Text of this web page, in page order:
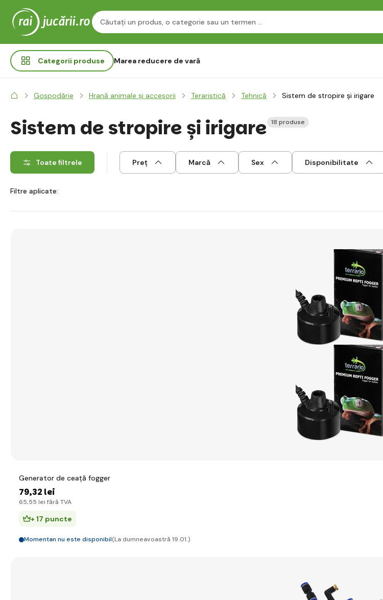
Categorii produse Marea reducere de vară
Gospodărie Hrană animale și accesorii Teraristică Tehnică Sistem de stropire și irigare
Sistem de stropire și irigare 18 produse
Toate filtrele Preț Marcă Sex Disponibilitate
Filtre aplicate:
Generator de ceață fogger
79,32 lei
65,55 lei fără TVA
+ 17 puncte
Momentan nu este disponibil(La dumneavoastră 19.01.)